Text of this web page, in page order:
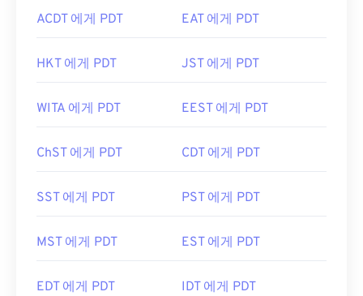
ACDT 에게 PDT EAT 에게 PDT
HKT 에게 PDT JST 에게 PDT
WITA 에게 PDT EEST 에게 PDT
ChST 에게 PDT CDT 에게 PDT
SST 에게 PDT PST 에게 PDT
MST 에게 PDT EST 에게 PDT
EDT 에게 PDT IDT 에게 PDT